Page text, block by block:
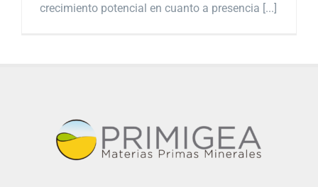
crecimiento potencial en cuanto a presencia [...]